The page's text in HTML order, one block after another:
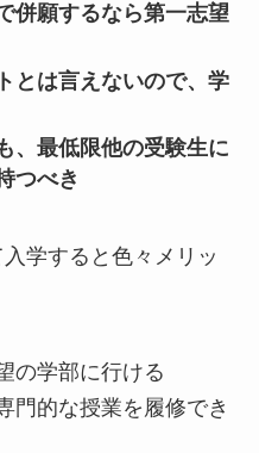
併願するなら第一志望
とは言えないので、学
、最低限他の受験生に
つべき
学すると色々メリッ
の学部に行ける
門的な授業を履修でき